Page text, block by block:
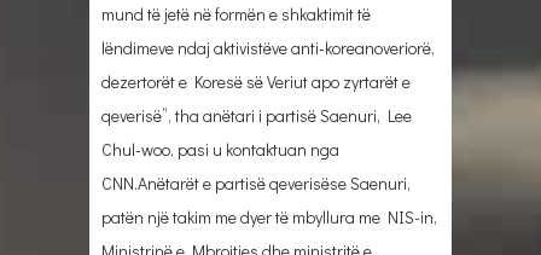
mund të jetë në formën e shkaktimit të
lëndimeve ndaj aktivistëve anti-koreanoveriorë,
dezertorët e Koresë së Veriut apo zyrtarët e
qeverisë”, tha anëtari i partisë Saenuri, Lee
Chul-woo, pasi u kontaktuan nga
CNN.Anëtarët e partisë qeverisëse Saenuri,
patën një takim me dyer të mbyllura me NIS-in,